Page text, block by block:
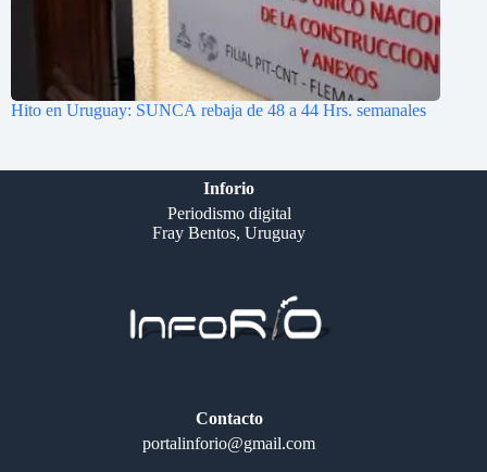
Hito en Uruguay: SUNCA rebaja de 48 a 44 Hrs. semanales
Inforio
Periodismo digital
Fray Bentos, Uruguay
Contacto
portalinforio@gmail.com